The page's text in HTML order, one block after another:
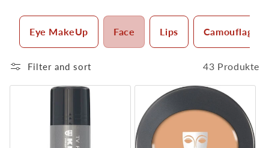
o
y
:
Eye MakeUp Face Lips Camouflage
Filter and sort 43 Produkte